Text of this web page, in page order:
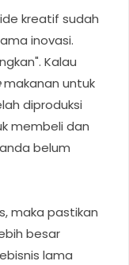
kreatif sudah
inovasi.
Kalau
makanan untuk
diproduksi
membeli dan
belum
maka pastikan
besar
lama